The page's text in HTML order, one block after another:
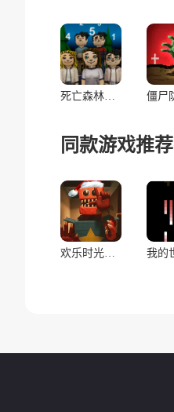
死亡森林（多人联机）
同款游戏推荐
欢乐时光计划(多人联机)